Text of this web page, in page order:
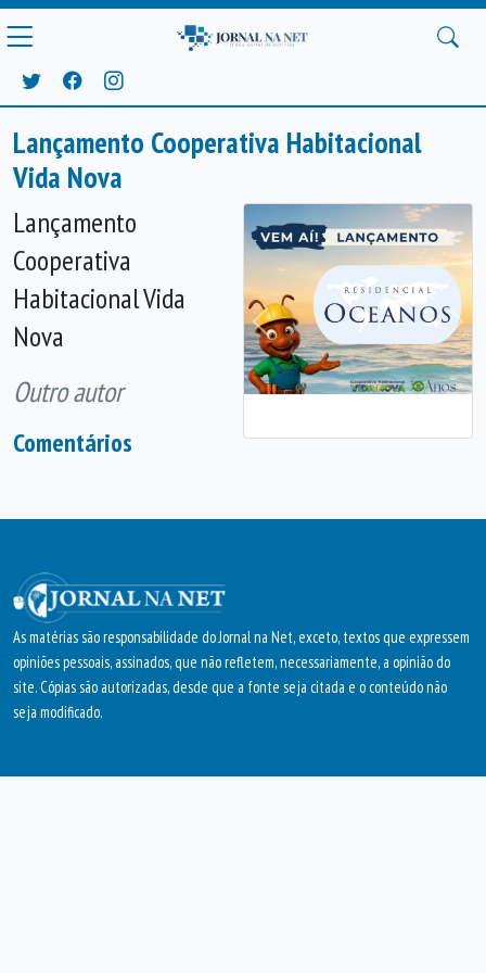
Lançamento Cooperativa Habitacional
Vida Nova
Anterior
Lançamento
Cooperativa
Habitacional Vida
Nova
Outro autor
Comentários
As matérias são responsabilidade do Jornal na Net, exceto, textos que expressem
opiniões pessoais, assinados, que não refletem, necessariamente, a opinião do
site. Cópias são autorizadas, desde que a fonte seja citada e o conteúdo não
seja modificado.